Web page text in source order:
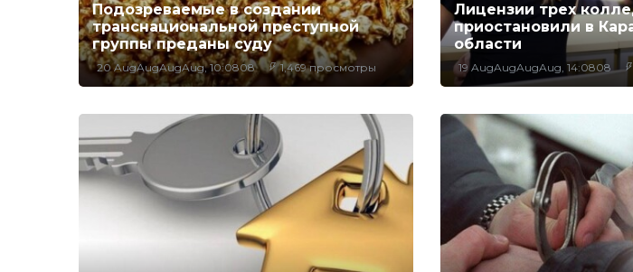
Подозреваемые в создании
транснациональной преступной
группы преданы суду
20 AugAugAugAug, 10:0808 1,469 просмотры
Лицензии трех
приостановили в
области
19 AugAugAugAug, 14:0808